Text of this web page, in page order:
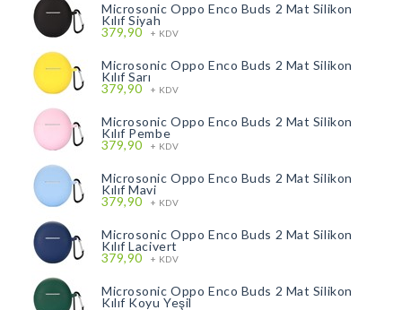
Microsonic Oppo Enco Buds 2 Mat Silikon
Kılıf Siyah
379,90 + KDV
Microsonic Oppo Enco Buds 2 Mat Silikon
Kılıf Sarı
379,90 + KDV
Microsonic Oppo Enco Buds 2 Mat Silikon
Kılıf Pembe
379,90 + KDV
Microsonic Oppo Enco Buds 2 Mat Silikon
Kılıf Mavi
379,90 + KDV
Microsonic Oppo Enco Buds 2 Mat Silikon
Kılıf Lacivert
379,90 + KDV
Microsonic Oppo Enco Buds 2 Mat Silikon
Kılıf Koyu Yeşil